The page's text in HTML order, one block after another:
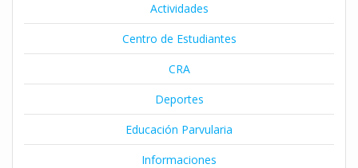
Actividades
Centro de Estudiantes
CRA
Deportes
Educación Parvularia
Informaciones